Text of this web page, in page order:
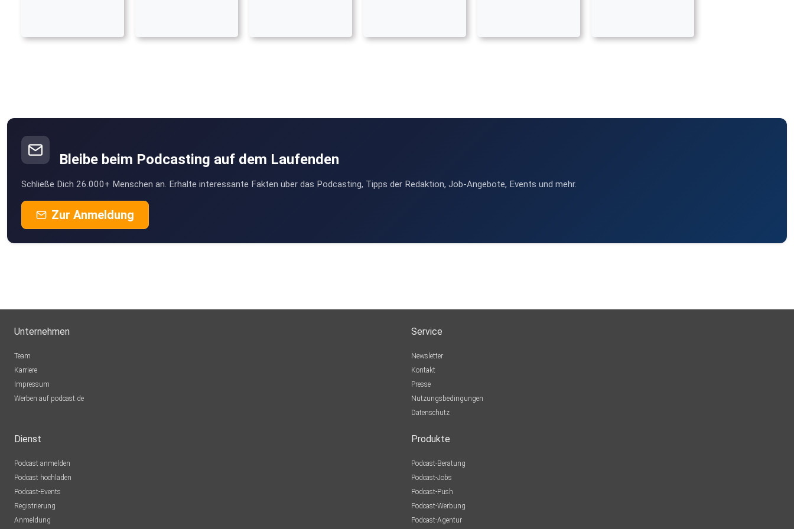
Bleibe beim Podcasting auf dem Laufenden
Schließe Dich 26.000+ Menschen an. Erhalte interessante Fakten über das Podcasting, Tipps der Redaktion, Job-Angebote, Events und mehr.
Zur Anmeldung
Unternehmen
Team
Karriere
Impressum
Werben auf podcast.de
Service
Newsletter
Kontakt
Presse
Nutzungsbedingungen
Datenschutz
Dienst
Podcast anmelden
Podcast hochladen
Podcast-Events
Registrierung
Anmeldung
Produkte
Podcast-Beratung
Podcast-Jobs
Podcast-Push
Podcast-Werbung
Podcast-Agentur